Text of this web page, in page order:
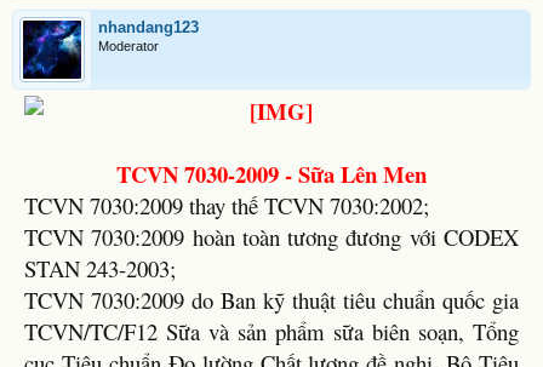
nhandang123
Moderator
TCVN 7030-2009 - Sữa Lên Men
TCVN 7030:2009 thay thế TCVN 7030:2002;
TCVN 7030:2009 hoàn toàn tương đương với CODEX
STAN 243-2003;
TCVN 7030:2009 do Ban kỹ thuật tiêu chuẩn quốc gia
TCVN/TC/F12 Sữa và sản phẩm sữa biên soạn, Tổng